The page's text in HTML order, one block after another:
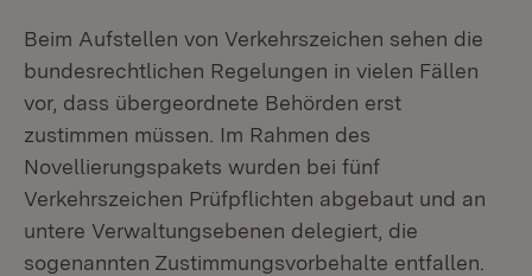
Beim Aufstellen von Verkehrszeichen sehen die
bundesrechtlichen Regelungen in vielen Fällen
vor, dass übergeordnete Behörden erst
zustimmen müssen. Im Rahmen des
Novellierungspakets wurden bei fünf
Verkehrszeichen Prüfpflichten abgebaut und an
untere Verwaltungsebenen delegiert, die
sogenannten Zustimmungsvorbehalte entfallen.